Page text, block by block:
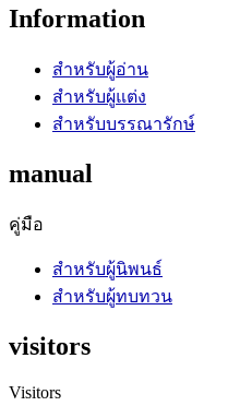
Information
สำหรับผู้อ่าน
สำหรับผู้แต่ง
สำหรับบรรณารักษ์
manual
คู่มือ
สำหรับผู้นิพนธ์
สำหรับผู้ทบทวน
visitors
Visitors